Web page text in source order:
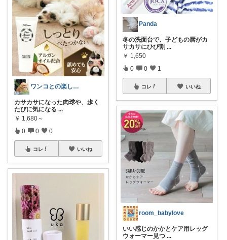
ワンコとの楽しい暮らしROOM
カサカサになった肉球や、歩く
たびに気になる ...
￥ 1,680～
0 0 0
コレ いいね
Panda
冬の洗面台で、子どもの唇がカ
サカサにひび割 ...
￥ 1,650
0 0 1
コレ いいね
room_babylove
いい感じのかかとケア用レッグ
ウォーマー見つ ...